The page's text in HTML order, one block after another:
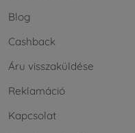
Blog
Cashback
Áru visszaküldése
Reklamáció
Kapcsolat